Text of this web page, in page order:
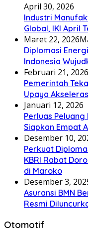
April 30, 2026
Industri
Global, IKI April
Maret 22, 2026
Diplomasi
Indonesia
Februari 21, 2026
Pemerintah
Upaya
Januari 12, 2026
Perluas
Siapkan Empat
Desember 10,
Perkuat
KBRI Rabat
di Maroko
Desember 3,
Asuransi BMN
Resmi
Otomotif